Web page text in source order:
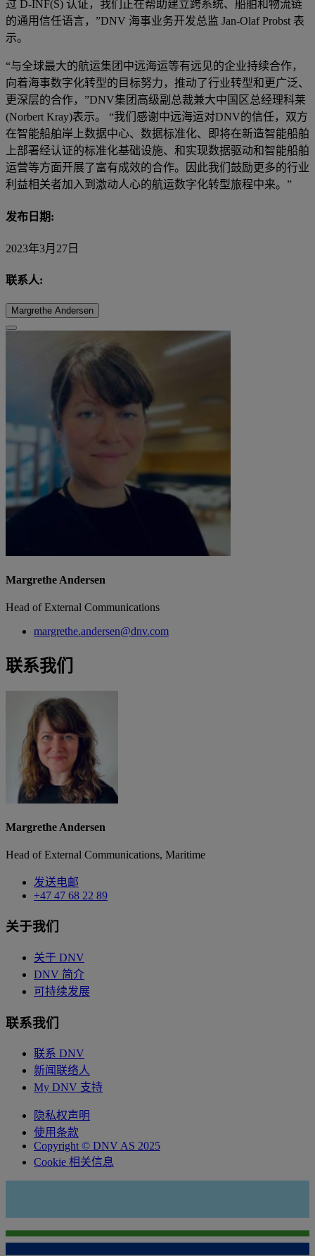
过 D-INF(S) 认证，我们正在帮助建立跨系统、船舶和物流链
的通用信任语言，”DNV 海事业务开发总监 Jan-Olaf Probst 表
示。
“与全球最大的航运集团中远海运等有远见的企业持续合作，
向着海事数字化转型的目标努力，推动了行业转型和更广泛、
更深层的合作，”DNV集团高级副总裁兼大中国区总经理科莱
(Norbert Kray)表示。 “我们感谢中远海运对DNV的信任，双方
在智能船舶岸上数据中心、数据标准化、即将在新造智能船舶
上部署经认证的标准化基础设施、和实现数据驱动和智能船舶
运营等方面开展了富有成效的合作。因此我们鼓励更多的行业
利益相关者加入到激动人心的航运数字化转型旅程中来。”
发布日期:
2023年3月27日
联系人:
Margrethe Andersen
Margrethe Andersen
Head of External Communications
margrethe.andersen@dnv.com
联系我们
Margrethe Andersen
Head of External Communications, Maritime
发送电邮
+47 47 68 22 89
关于我们
关于 DNV
DNV 简介
可持续发展
联系我们
联系 DNV
新闻联络人
My DNV 支持
隐私权声明
使用条款
Copyright © DNV AS 2025
Cookie 相关信息